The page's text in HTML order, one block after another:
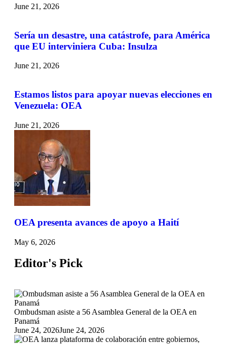
June 21, 2026
Sería un desastre, una catástrofe, para América
que EU interviniera Cuba: Insulza
June 21, 2026
Estamos listos para apoyar nuevas elecciones en
Venezuela: OEA
June 21, 2026
OEA presenta avances de apoyo a Haití
May 6, 2026
Editor's Pick
Ombudsman asiste a 56 Asamblea General de la OEA en
Panamá
June 24, 2026June 24, 2026